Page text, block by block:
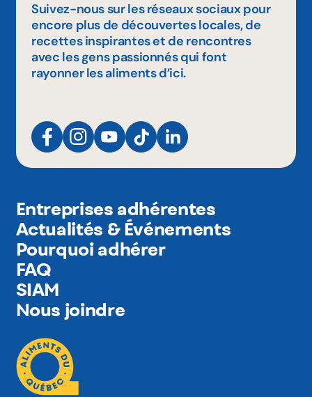
Suivez-nous sur les réseaux sociaux pour
encore plus de découvertes locales, de
recettes inspirantes et de rencontres
avec les gens passionnés qui font
rayonner les aliments d’ici.
Entreprises adhérentes
Actualités & Événements
Pourquoi adhérer
FAQ
SIAM
Nous joindre